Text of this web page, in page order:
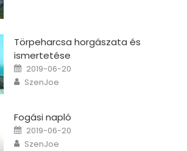
Törpeharcsa horgászata és
ismertetése
Posted on
2019-06-20
Author
SzenJoe
Fogási napló
Posted on
2019-06-20
Author
SzenJoe